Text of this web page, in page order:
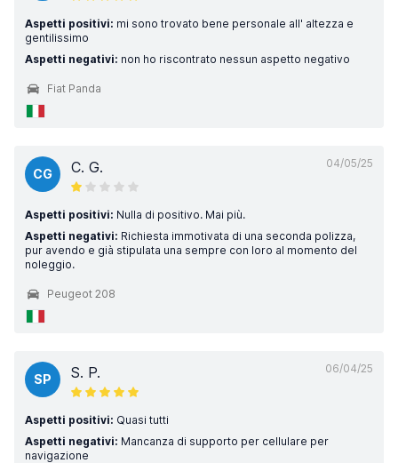
Aspetti positivi: mi sono trovato bene personale all' altezza e
gentilissimo
Aspetti negativi: non ho riscontrato nessun aspetto negativo
Fiat Panda
04/05/25
CG C. G.
Aspetti positivi: Nulla di positivo. Mai più.
Aspetti negativi: Richiesta immotivata di una seconda polizza,
pur avendo e già stipulata una sempre con loro al momento del
noleggio.
Peugeot 208
06/04/25
SP S. P.
Aspetti positivi: Quasi tutti
Aspetti negativi: Mancanza di supporto per cellulare per
navigazione